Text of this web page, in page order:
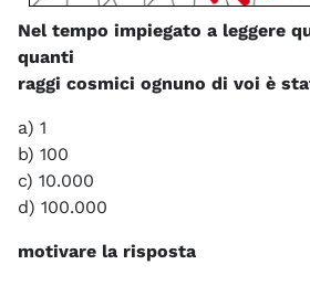
Nel tempo impiegato a leggere
quanti
raggi cosmici ognuno di voi è
a) 1
b) 100
c) 10.000
d) 100.000
motivare la risposta